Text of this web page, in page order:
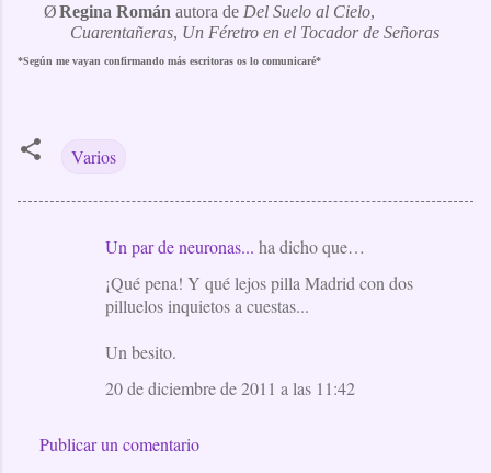
ØRegina Román autora de Del Suelo al Cielo,
Cuarentañeras, Un Féretro en el Tocador de Señoras
*Según me vayan confirmando más escritoras os lo comunicaré*
Varios
a
Un par de neuronas... ha dicho que…
¡Qué pena! Y qué lejos pilla Madrid con dos
pilluelos inquietos a cuestas...
Un besito.
20 de diciembre de 2011 a las 11:42
Publicar un comentario